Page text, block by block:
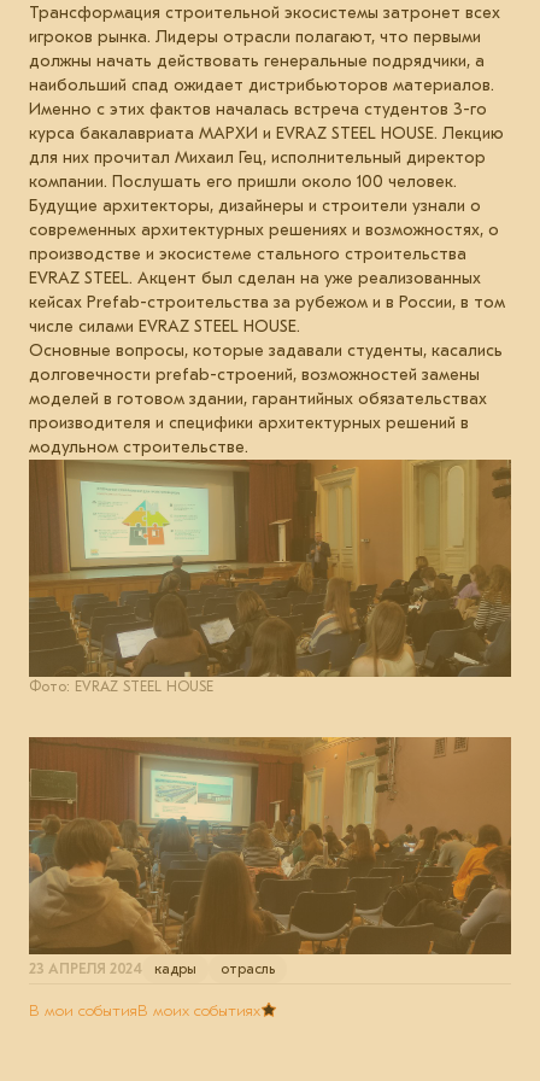
Трансформация строительной экосистемы затронет всех
игроков рынка. Лидеры отрасли полагают, что первыми
должны начать действовать генеральные подрядчики, а
наибольший спад ожидает дистрибьюторов материалов.
Именно с этих фактов началась встреча студентов 3-го
курса бакалавриата МАРХИ и EVRAZ STEEL HOUSE. Лекцию
для них прочитал Михаил Гец, исполнительный директор
компании. Послушать его пришли около 100 человек.
Будущие архитекторы, дизайнеры и строители узнали о
современных архитектурных решениях и возможностях, о
производстве и экосистеме стального строительства
EVRAZ STEEL. Акцент был сделан на уже реализованных
кейсах Prefab-строительства за рубежом и в России, в том
числе силами EVRAZ STEEL HOUSE.
Основные вопросы, которые задавали студенты, касались
долговечности prefab-строений, возможностей замены
моделей в готовом здании, гарантийных обязательствах
производителя и специфики архитектурных решений в
модульном строительстве.
Фото: EVRAZ STEEL HOUSE
23 АПРЕЛЯ 2024 кадры отрасль
В мои событияВ моих событиях